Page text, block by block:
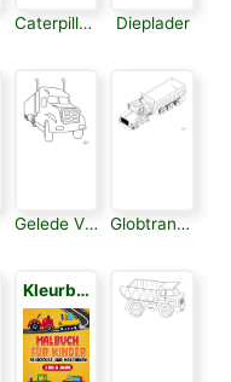
Caterpillar Mijnbouw Truck Dieplader
Gelede Vrachtwagen Globtrans Trailer
Kleurboek voor Kinderen 3